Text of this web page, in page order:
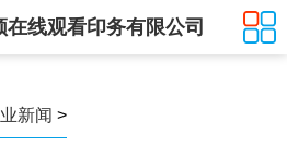
在线观看印务有限公司
新闻 >